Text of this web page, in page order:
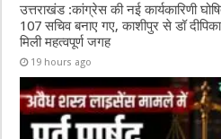
उत्तराखंड :कांग्रेस की नई कार्यकारिणी
107 सचिव बनाए गए, काशीपुर से डॉ
मिली महत्वपूर्ण जगह
19 hours ago